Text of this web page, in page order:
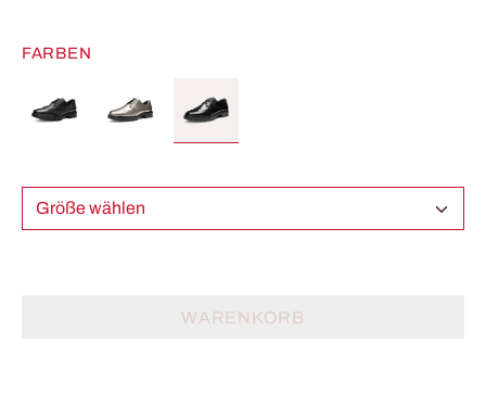
FARBEN
Größe wählen
WARENKORB